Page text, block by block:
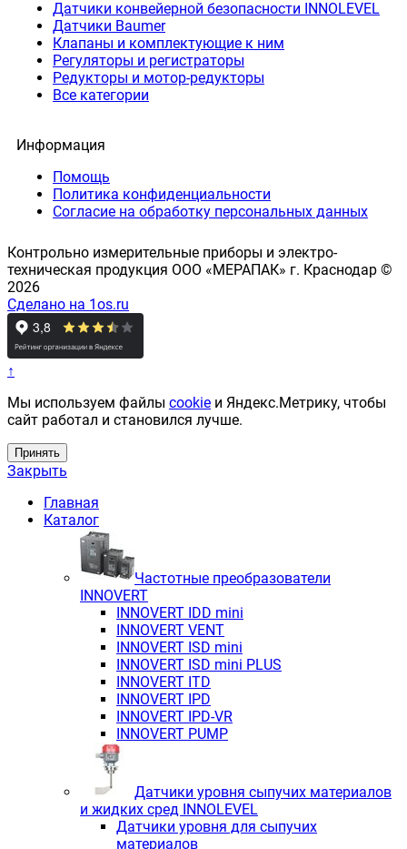
Датчики конвейерной безопасности INNOLEVEL
Датчики Baumer
Клапаны и комплектующие к ним
Регуляторы и регистраторы
Редукторы и мотор-редукторы
Все категории
Информация
Помощь
Политика конфиденциальности
Согласие на обработку персональных данных
Контрольно измерительные приборы и электро-
техническая продукция ООО «МЕРАПАК» г. Краснодар ©
2026
Сделано на 1os.ru
↑
Мы используем файлы cookie и Яндекс.Метрику, чтобы
сайт работал и становился лучше.
Принять
Закрыть
Главная
Каталог
Частотные преобразователи
INNOVERT
INNOVERT IDD mini
INNOVERT VENT
INNOVERT ISD mini
INNOVERT ISD mini PLUS
INNOVERT ITD
INNOVERT IРD
INNOVERT IРD-VR
INNOVERT PUMP
Датчики уровня сыпучих материалов
и жидких сред INNOLEVEL
Датчики уровня для сыпучих
материалов